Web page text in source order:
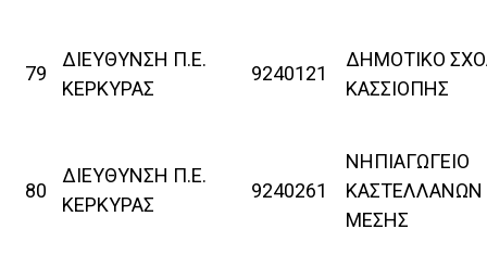
79
ΔΙΕΥΘΥΝΣΗ Π.Ε.
ΚΕΡΚΥΡΑΣ
9240121
ΔΗΜΟΤΙΚΟ
ΚΑΣΣΙΟΠΗΣ
80
ΔΙΕΥΘΥΝΣΗ Π.Ε.
ΚΕΡΚΥΡΑΣ
9240261
ΝΗΠΙΑΓΩΓΕΙΟ
ΚΑΣΤΕΛΛΑΝΩΝ
ΜΕΣΗΣ